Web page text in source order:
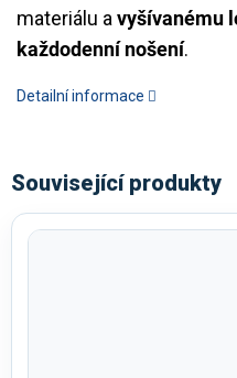
materiálu a vyšívanému
každodenní nošení.
Detailní informace
Související produkty